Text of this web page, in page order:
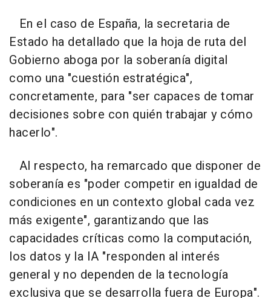
En el caso de España, la secretaria de
Estado ha detallado que la hoja de ruta del
Gobierno aboga por la soberanía digital
como una "cuestión estratégica",
concretamente, para "ser capaces de tomar
decisiones sobre con quién trabajar y cómo
hacerlo".
Al respecto, ha remarcado que disponer de
soberanía es "poder competir en igualdad de
condiciones en un contexto global cada vez
más exigente", garantizando que las
capacidades críticas como la computación,
los datos y la IA "responden al interés
general y no dependen de la tecnología
exclusiva que se desarrolla fuera de Europa".